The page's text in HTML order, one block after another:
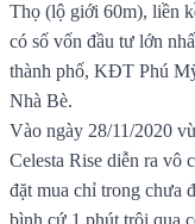
Thọ (lộ giới 60m), liền
có số vốn đầu tư lớn
thành phố, KĐT Phú
Nhà Bè.
Vào ngày 28/11/2020
Celesta Rise diễn ra vô
đặt mua chỉ trong chưa
bình cứ 1 phút trôi qua